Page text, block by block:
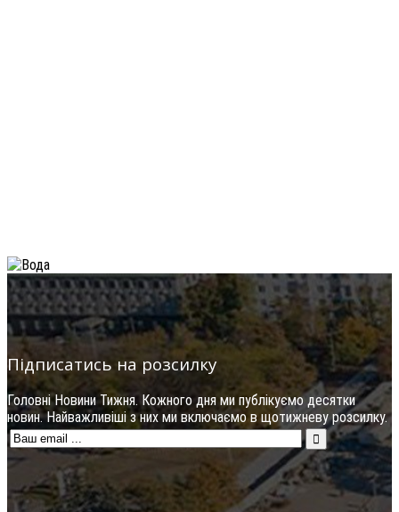
Підписатись на розсилку
Головні Новини Тижня. Кожного дня ми публікуємо десятки
новин. Найважливіші з них ми включаємо в щотижневу розсилку.